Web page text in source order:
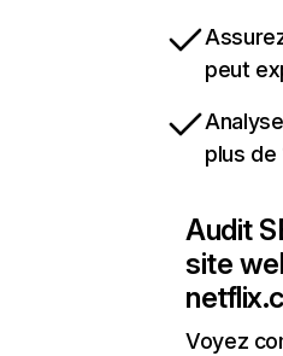
peut
plus de
Audit
site
Voyez